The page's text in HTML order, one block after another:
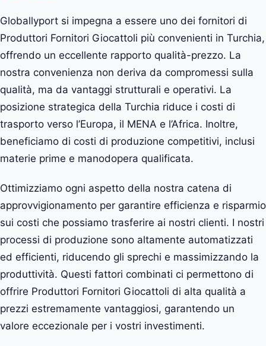
Globallyport si impegna a essere uno dei fornitori di
Produttori Fornitori Giocattoli più convenienti in Turchia,
offrendo un eccellente rapporto qualità-prezzo. La
nostra convenienza non deriva da compromessi sulla
qualità, ma da vantaggi strutturali e operativi. La
posizione strategica della Turchia riduce i costi di
trasporto verso l’Europa, il MENA e l’Africa. Inoltre,
beneficiamo di costi di produzione competitivi, inclusi
materie prime e manodopera qualificata.
Ottimizziamo ogni aspetto della nostra catena di
approvvigionamento per garantire efficienza e risparmio
sui costi che possiamo trasferire ai nostri clienti. I nostri
processi di produzione sono altamente automatizzati
ed efficienti, riducendo gli sprechi e massimizzando la
produttività. Questi fattori combinati ci permettono di
offrire Produttori Fornitori Giocattoli di alta qualità a
prezzi estremamente vantaggiosi, garantendo un
valore eccezionale per i vostri investimenti.